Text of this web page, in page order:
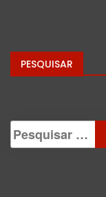
PESQUISAR